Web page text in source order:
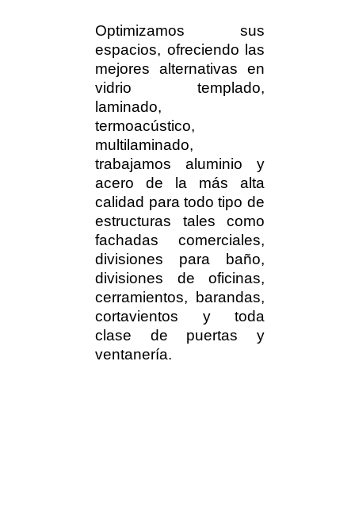
Optimizamos sus
espacios, ofreciendo las
mejores alternativas en
vidrio templado,
laminado,
termoacústico,
multilaminado,
trabajamos aluminio y
acero de la más alta
calidad para todo tipo de
estructuras tales como
fachadas comerciales,
divisiones para baño,
divisiones de oficinas,
cerramientos, barandas,
cortavientos y toda
clase de puertas y
ventanería.